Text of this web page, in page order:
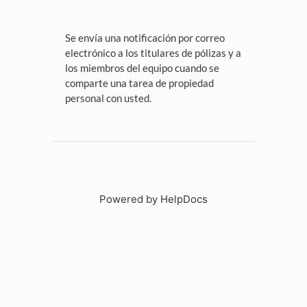
Se envía una notificación por correo
electrónico a los titulares de pólizas y a
los miembros del equipo cuando se
comparte una tarea de propiedad
personal con usted.
Powered by HelpDocs